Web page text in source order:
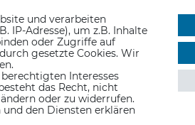
und verarbeiten
IP-Adresse), um z.B. Inhalte
oder Zugriffe auf
gesetzte Cookies. Wir
Interesses
das Recht, nicht
oder zu widerrufen.
den Diensten erklären